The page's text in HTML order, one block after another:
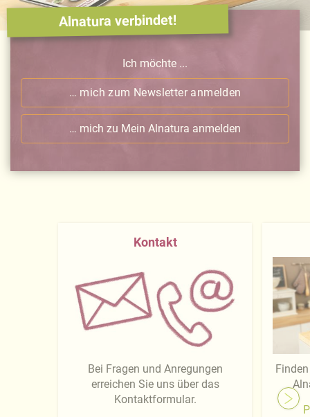
Alnatura verbindet!
Ich möchte ...
… mich zum Newsletter anmelden
… mich zu Mein Alnatura anmelden
Kontakt
Bei Fragen und Anregungen
erreichen Sie uns über das
Kontaktformular.